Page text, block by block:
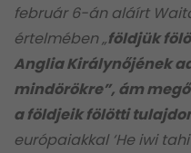
február 6-án aláírt
értelmében „földjük
Anglia Királynőjének
mindörökre”, ám
a földjeik fölötti
európaiakkal ‘He iwi